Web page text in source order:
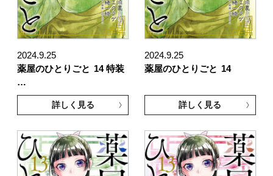
2024.9.25
薬屋のひとりごと 14 特装
…
詳しく見る
2024.9.25
薬屋のひとりごと 14
詳しく見る